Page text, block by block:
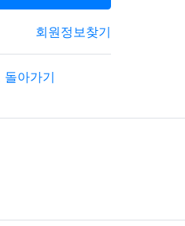
회원정보찾기
돌아가기